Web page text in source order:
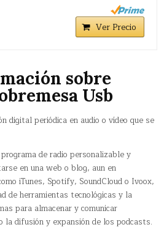
Ver Precio
sobre
Usb
digital periódica en audio o vídeo que se
de radio personalizable y
en una web o blog, aun en
iTunes, Spotify, SoundCloud o Ivoox,
de herramientas tecnológicas y la
para almacenar y comunicar
la difusión y expansión de los podcasts.